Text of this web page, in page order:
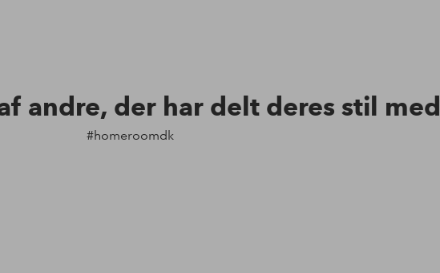
andre, der har delt deres stil med
#homeroomdk